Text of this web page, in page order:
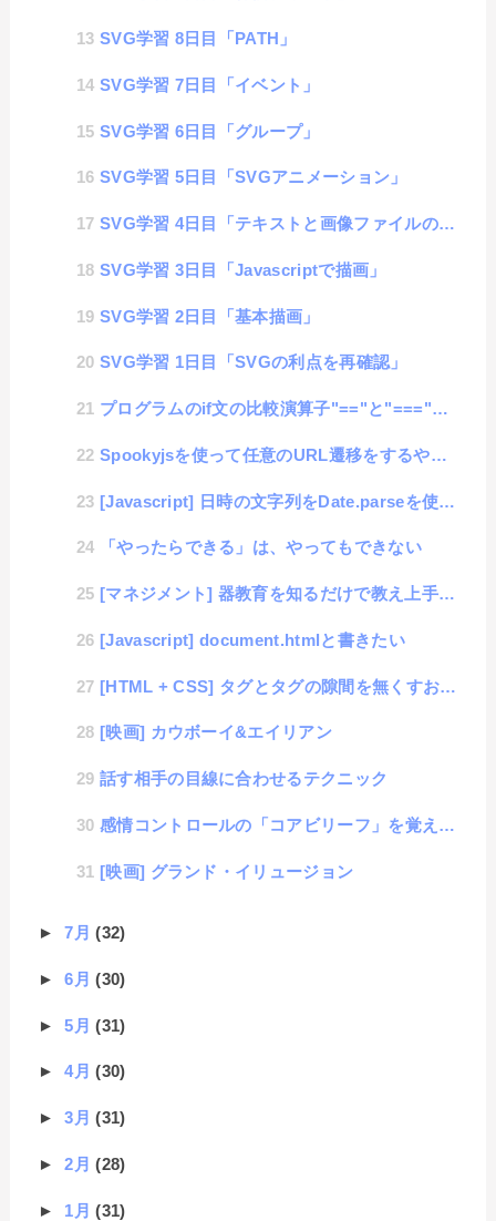
SVG学習 8日目「PATH」
SVG学習 7日目「イベント」
SVG学習 6日目「グループ」
SVG学習 5日目「SVGアニメーション」
SVG学習 4日目「テキストと画像ファイルの挿入」
SVG学習 3日目「Javascriptで描画」
SVG学習 2日目「基本描画」
SVG学習 1日目「SVGの利点を再確認」
プログラムのif文の比較演算子"=="と"==="の違いを知る
Spookyjsを使って任意のURL遷移をするやり方
[Javascript] 日時の文字列をDate.parseを使って便利に変換
「やったらできる」は、やってもできない
[マネジメント] 器教育を知るだけで教え上手になる
[Javascript] document.htmlと書きたい
[HTML + CSS] タグとタグの隙間を無くすおまじない
[映画] カウボーイ&エイリアン
話す相手の目線に合わせるテクニック
感情コントロールの「コアビリーフ」を覚えてストレスから解放されよう
[映画] グランド・イリュージョン
►7月(32)
►6月(30)
►5月(31)
►4月(30)
►3月(31)
►2月(28)
► 1月(31)